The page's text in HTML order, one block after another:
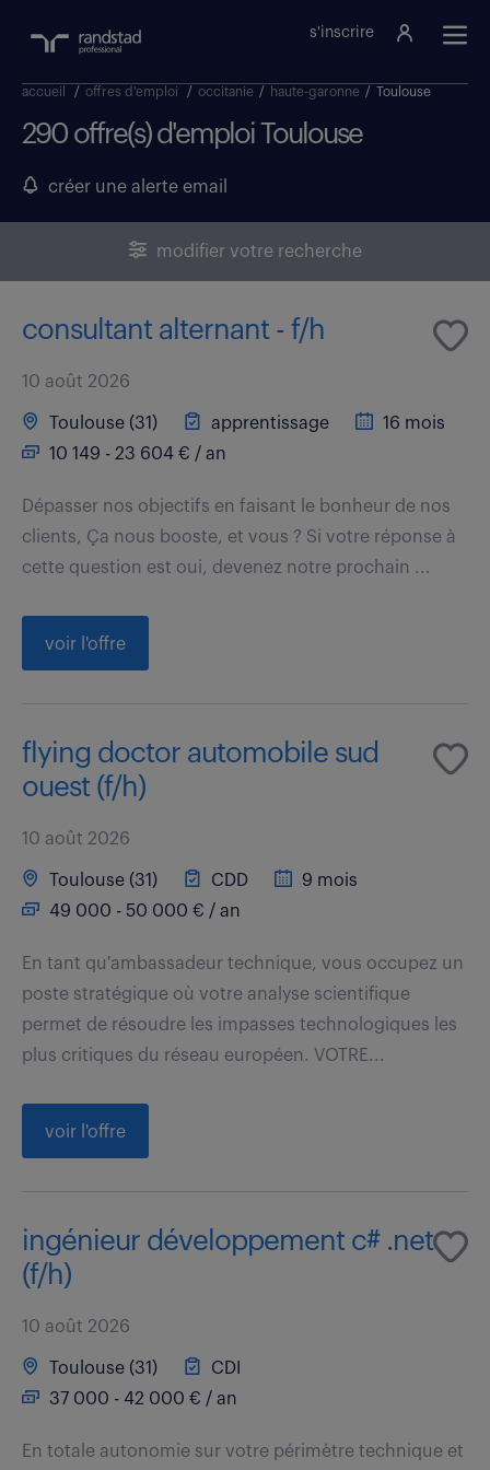
s'inscrire
accueil / offres d'emploi / occitanie / haute-garonne / Toulouse
290 offre(s) d'emploi Toulouse
créer une alerte email
modifier votre recherche
consultant alternant - f/h
10 août 2026
Toulouse (31) apprentissage
16 mois
10 149 - 23 604 € / an
Dépasser nos objectifs en faisant le bonheur de nos
clients, Ça nous booste, et vous ? Si votre réponse à
cette question est oui, devenez notre prochain ...
voir l'offre
flying doctor automobile sud
ouest (f/h)
10 août 2026
Toulouse (31) CDD
9 mois
49 000 - 50 000 € / an
En tant qu'ambassadeur technique, vous occupez un
poste stratégique où votre analyse scientifique
permet de résoudre les impasses technologiques les
plus critiques du réseau européen. VOTRE...
voir l'offre
ingénieur développement c# .net
(f/h)
10 août 2026
Toulouse (31)
CDI
37 000 - 42 000 € / an
En totale autonomie sur votre périmètre technique et